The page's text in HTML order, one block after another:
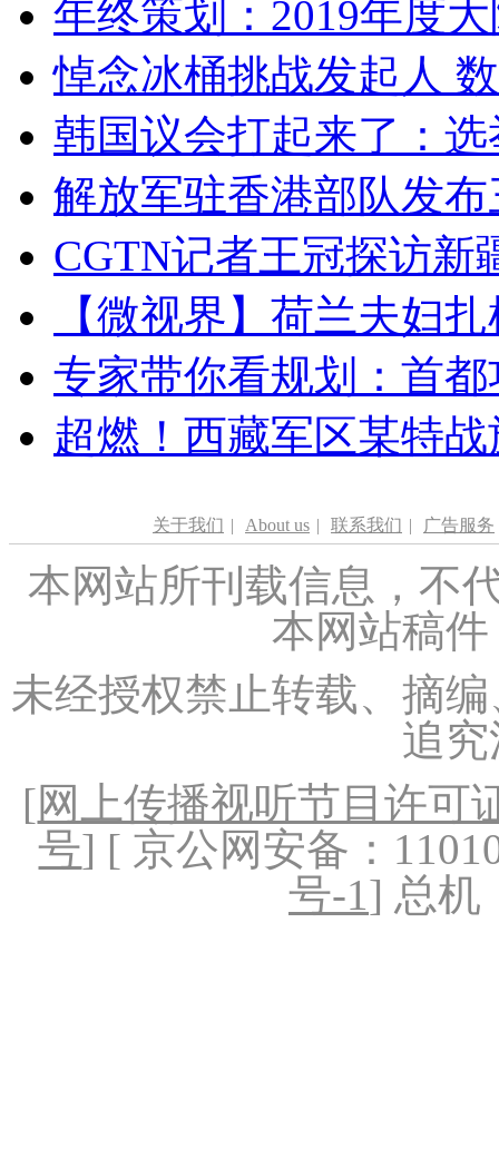
年终策划：2019年度
悼念冰桶挑战发起人
韩国议会打起来了：
解放军驻香港部队发
CGTN记者王冠探访新
【微视界】荷兰夫妇
专家带你看规划：首
超燃！西藏军区某特
关于我们 | About us | 联系我们 | 广告服务
本网站所刊载信息，不
本网站稿
未经授权禁止转载、摘
追
[网上传播视听节目许可
号] [ 京公网安备：
号-1] 总机